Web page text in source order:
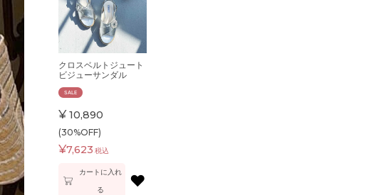
クロスベルトジュート
ビジューサンダル
SALE
¥ 10,890
(30%OFF)
¥7,623 税込
カートに入れ
る ♥